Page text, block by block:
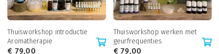
Thuisworkshop introductie
Aromatherapie
€ 79,00
Thuisworkshop werken met
geurfrequenties
€79,00